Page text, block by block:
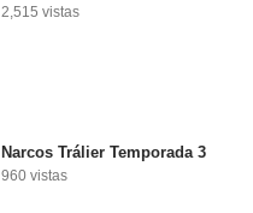
2,515 vistas
Narcos Trálier Temporada 3
960 vistas